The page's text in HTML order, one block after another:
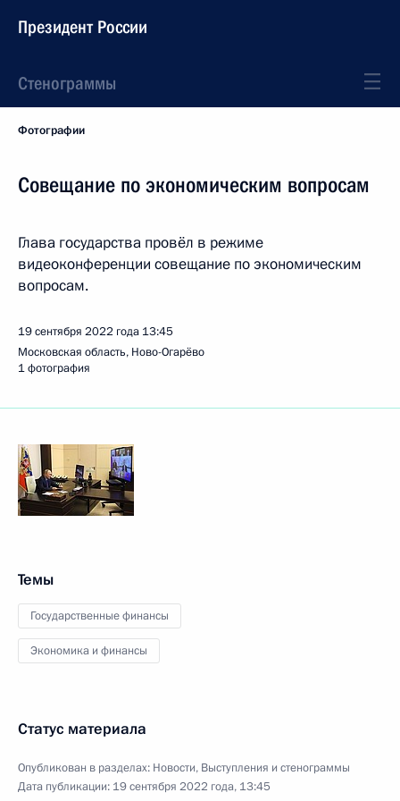
Президент России
Стенограммы
Фотографии
Совещание по экономическим вопросам
Глава государства провёл в режиме
видеоконференции совещание по экономическим
вопросам.
19 сентября 2022 года 13:45
Московская область, Ново-Огарёво
1 фотография
Темы
Государственные финансы
Экономика и финансы
Статус материала
Опубликован в разделах: Новости, Выступления и стенограммы
Дата публикации: 19 сентября 2022 года, 13:45